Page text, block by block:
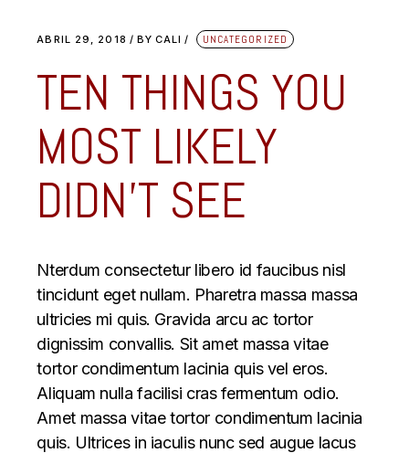
ABRIL 29, 2018 BY CALI UNCATEGORIZED
TEN THINGS YOU
MOST LIKELY
DIDN’T SEE
Nterdum consectetur libero id faucibus nisl
tincidunt eget nullam. Pharetra massa massa
ultricies mi quis. Gravida arcu ac tortor
dignissim convallis. Sit amet massa vitae
tortor condimentum lacinia quis vel eros.
Aliquam nulla facilisi cras fermentum odio.
Amet massa vitae tortor condimentum lacinia
quis. Ultrices in iaculis nunc sed augue lacus